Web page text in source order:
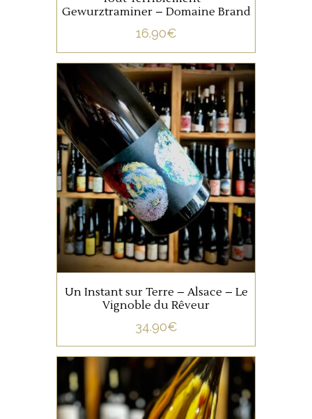
Gewurztraminer – Domaine Brand
16.90€
ALSACE
Une belle macération de 6
mois en Amphore, possèdant
une complexité envoutante,
et une grande longueur.
AJOUTER AU PANIER
Un Instant sur Terre – Alsace – Le
Vignoble du Rêveur
34.90€
ALSACE, VIN DE FRANCE